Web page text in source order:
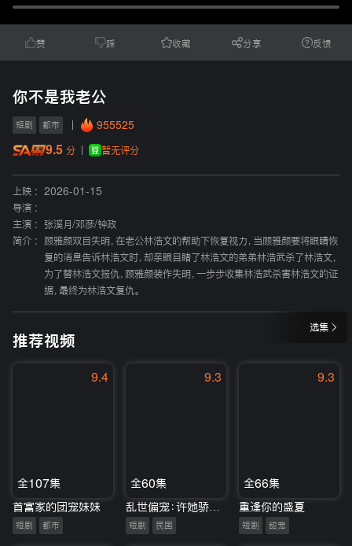
赞 踩 收藏 分享 反馈
你不是我老公
短剧 都市 955525
9.5 分 暂无评分
上映 :
2026-01-15
导演 :
主演 :
张溪月 /邓彦/钟政
简介 :
顾雅颜双目失明，在老公林浩文的帮助下恢复视力，当顾雅颜要将眼睛恢
复的消息告诉林浩文时，却亲眼目睹了林浩文的弟弟林浩武杀了林浩文，
为了替林浩文报仇，顾雅颜装作失明，一步步收集林浩武杀害林浩文的证
据，最终为林浩文复仇。
选集
推荐视频
9.4
全107集
首富家的团宠妹妹
短剧 都市
9.3
全60集
短剧 民国
9.3
全66集
重逢你的盛夏
短剧 甜宠